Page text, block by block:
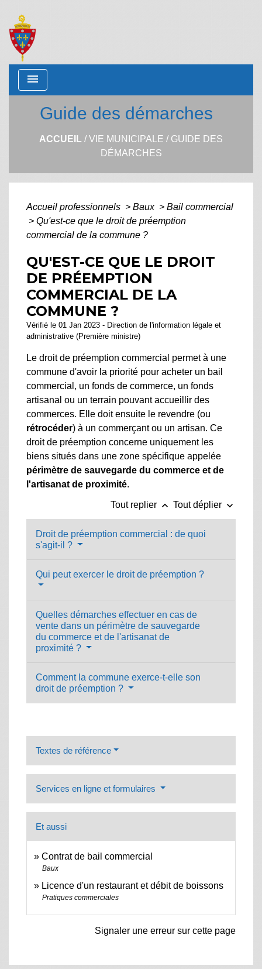
menu
Guide des démarches
ACCUEIL /VIE MUNICIPALE / GUIDE DES
DÉMARCHES
Accueil professionnels > Baux > Bail commercial
> Qu'est-ce que le droit de préemption
commercial de la commune ?
QU'EST-CE QUE LE DROIT
DE PRÉEMPTION
COMMERCIAL DE LA
COMMUNE ?
Vérifié le 01 Jan 2023 - Direction de l'information légale et
administrative (Première ministre)
Le droit de préemption commercial permet à une
commune d'avoir la priorité pour acheter un bail
commercial, un fonds de commerce, un fonds
artisanal ou un terrain pouvant accueillir des
commerces. Elle doit ensuite le revendre (ou
rétrocéder) à un commerçant ou un artisan. Ce
droit de préemption concerne uniquement les
biens situés dans une zone spécifique appelée
périmètre de sauvegarde du commerce et de
l'artisanat de proximité.
Tout replier keyboard_arrow_up Tout déplier keyboard_arrow_down
Droit de préemption commercial : de quoi
s'agit-il ?
Qui peut exercer le droit de préemption ?
Quelles démarches effectuer en cas de
vente dans un périmètre de sauvegarde
du commerce et de l'artisanat de
proximité ?
Comment la commune exerce-t-elle son
droit de préemption ?
Textes de référence
Services en ligne et formulaires
Et aussi
Contrat de bail commercial
Baux
Licence d'un restaurant et débit de boissons
Pratiques commerciales
Signaler une erreur sur cette page